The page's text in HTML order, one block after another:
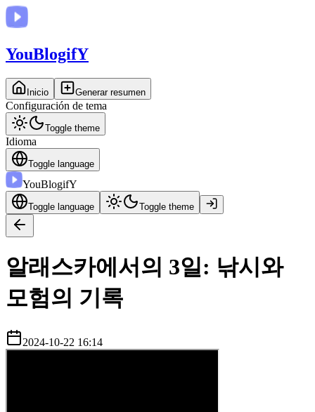
YouBlogifY
Inicio Generar resumen
Configuración de tema
Toggle theme
Idioma
Toggle language
YouBlogifY
Toggle language Toggle theme
알래스카에서의 3일: 낚시와
모험의 기록
2024-10-22 16:14